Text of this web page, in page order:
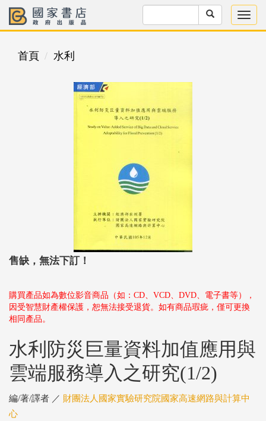
首頁 水利
售缺，無法下訂！
購買產品如為數位影音商品（如：CD、VCD、DVD、電子書等），
因受智慧財產權保護，恕無法接受退貨。如有商品瑕疵，僅可更換
相同產品。
水利防災巨量資料加值應用與
雲端服務導入之研究(1/2)
編/著/譯者 ／ 財團法人國家實驗研究院國家高速網路與計算中
心